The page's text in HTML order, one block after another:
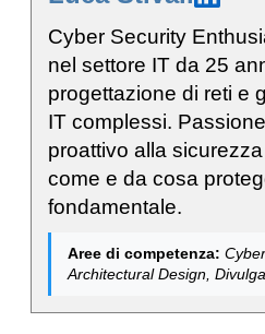
Cyber Security
nel settore IT da 25
progettazione di reti e
IT complessi.
proattivo alla
come e da cosa
fondamentale.
Aree di competenza:
Architectural Design,